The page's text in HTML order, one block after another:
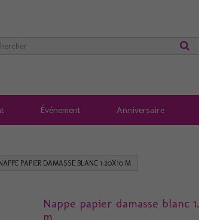
Événement Anniversaire
NAPPE PAPIER DAMASSE BLANC 1.20X10 M
Nappe papier damasse blanc
m